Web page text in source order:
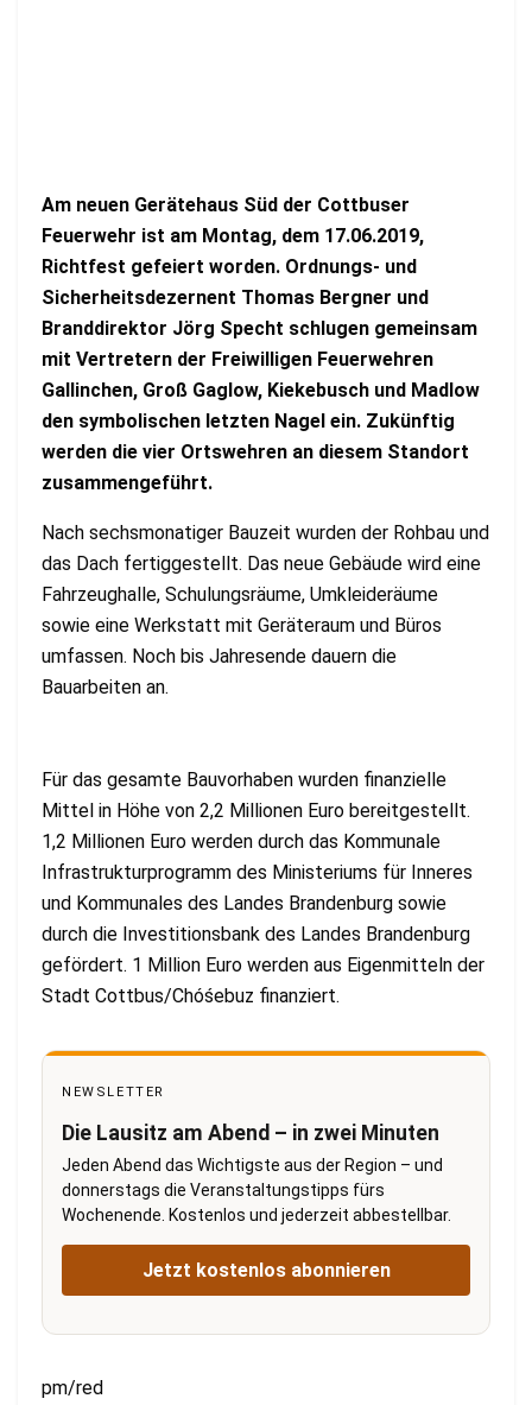
Am neuen Gerätehaus Süd der Cottbuser
Feuerwehr ist am Montag, dem 17.06.2019,
Richtfest gefeiert worden. Ordnungs- und
Sicherheitsdezernent Thomas Bergner und
Branddirektor Jörg Specht schlugen gemeinsam
mit Vertretern der Freiwilligen Feuerwehren
Gallinchen, Groß Gaglow, Kiekebusch und Madlow
den symbolischen letzten Nagel ein. Zukünftig
werden die vier Ortswehren an diesem Standort
zusammengeführt.
Nach sechsmonatiger Bauzeit wurden der Rohbau und
das Dach fertiggestellt. Das neue Gebäude wird eine
Fahrzeughalle, Schulungsräume, Umkleideräume
sowie eine Werkstatt mit Geräteraum und Büros
umfassen. Noch bis Jahresende dauern die
Bauarbeiten an.
Für das gesamte Bauvorhaben wurden finanzielle
Mittel in Höhe von 2,2 Millionen Euro bereitgestellt.
1,2 Millionen Euro werden durch das Kommunale
Infrastrukturprogramm des Ministeriums für Inneres
und Kommunales des Landes Brandenburg sowie
durch die Investitionsbank des Landes Brandenburg
gefördert. 1 Million Euro werden aus Eigenmitteln der
Stadt Cottbus/Chóśebuz finanziert.
NEWSLETTER
Die Lausitz am Abend – in zwei Minuten
Jeden Abend das Wichtigste aus der Region – und
donnerstags die Veranstaltungstipps fürs
Wochenende. Kostenlos und jederzeit abbestellbar.
Jetzt kostenlos abonnieren
pm/red